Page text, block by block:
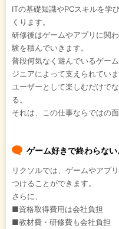
ITの基礎知識やPCスキルを学
くります。
研修後はゲームやアプリに関
験を積んでいきます。
普段何気なく遊んでいるゲー
ジニアによって支えられていま
ユーザーとして楽しむだけで
る。
それは、この仕事ならではの面
ゲーム好きで終わらない
リクソルでは、ゲームやアプ
つけることができます。
さらに、
■資格取得費用は会社負担
■教材費・研修費も会社負担